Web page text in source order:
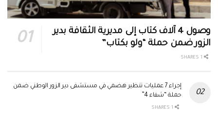
وصول 4 آلاف كتاب إلى مديرية الثقافة بدير
الزور ضمن حملة “ولو بكتاب”
إجراء 7 عمليات تنظير هضمي في مستشفى دير الزور الوطني ضمن
حملة “شفاء 4”